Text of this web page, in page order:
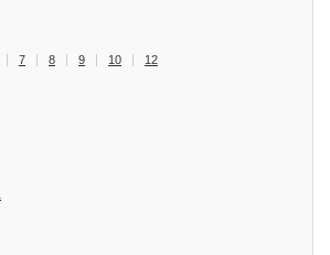
7 8 9 10 12